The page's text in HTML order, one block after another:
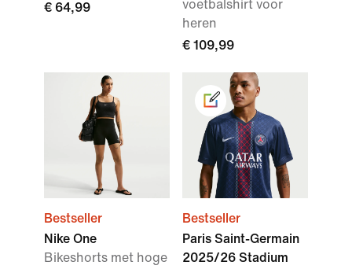
€ 64,99
voetbalshirt voor
heren
€ 109,99
Bestseller
Nike One
Bikeshorts met hoge
Bestseller
Paris Saint-Germain
2025/26 Stadium